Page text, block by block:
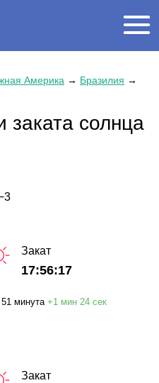
Америка → Бразилия →
заката солнца
Закат
17:56:17
, 51 минута +1 мин 24 сек
Закат